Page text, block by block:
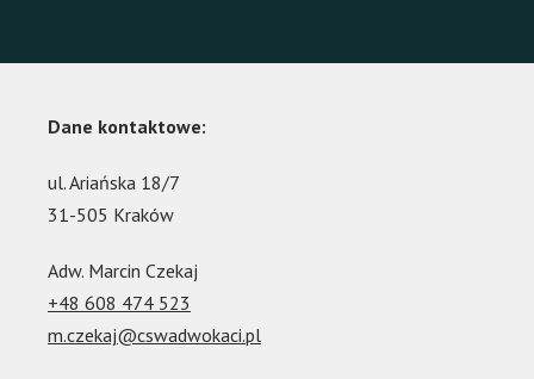
Dane kontaktowe:
ul. Ariańska 18/7
31-505 Kraków
Adw. Marcin Czekaj
+48 608 474 523
m.czekaj@cswadwokaci.pl